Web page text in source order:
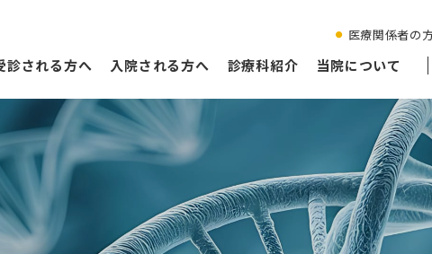
医療関係者の
診される方へ 入院される方へ 診療科紹介 当院について